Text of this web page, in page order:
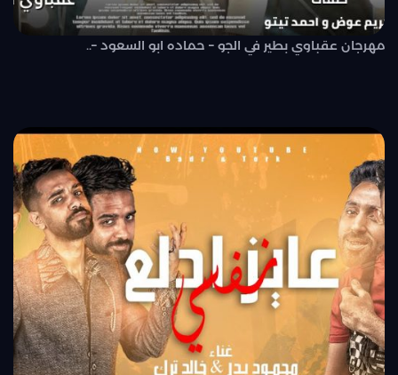
مهرجان عقباوي بطير في الجو – حماده ابو السعود –..